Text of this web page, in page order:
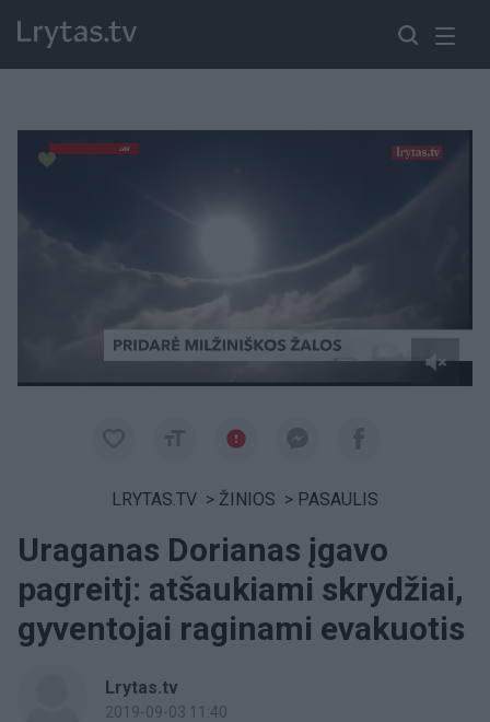
LRYTAS.TV > ŽINIOS > PASAULIS
Uraganas Dorianas įgavo
pagreitį: atšaukiami skrydžiai,
gyventojai raginami evakuotis
Lrytas.tv
2019-09-03 11:40